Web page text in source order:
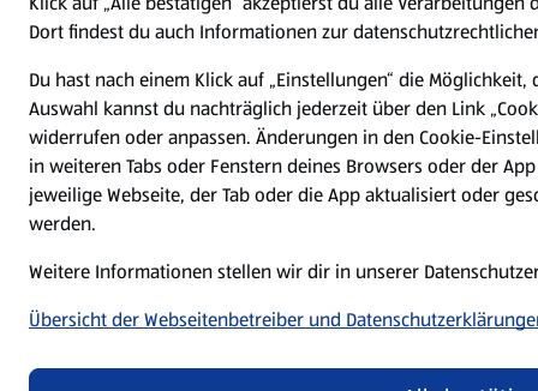
Dort findest du auch Informationen zur
Du hast nach einem Klick auf „Einstellungen“ die
Auswahl kannst du nachträglich jederzeit über den Link
widerrufen oder anpassen. Änderungen in den Cookie-
in weiteren Tabs oder Fenstern deines Browsers oder der
jeweilige Webseite, der Tab oder die App aktualisiert oder
werden.
Weitere Informationen stellen wir dir in unserer
Übersicht der Webseitenbetreiber und